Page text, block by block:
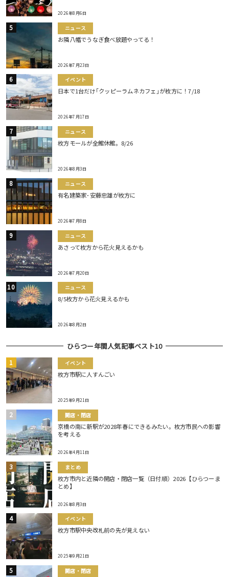
2026年8月6日
ニュース
お隣八幡でうなぎ食べ放題やってる！
2026年7月23日
イベント
日本で1台だけ｢クッピーラムネカフェ｣が枚方に！7/18
2026年7月17日
ニュース
枚方モールが全館休館。8/26
2026年8月3日
ニュース
有名建築家･安藤忠雄が枚方に
2026年7月8日
ニュース
あさって枚方から花火見えるかも
2026年7月20日
ニュース
8/5枚方から花火見えるかも
2026年8月2日
ひらつー年間人気記事ベスト10
イベント
枚方市駅に人すんごい
2025年9月21日
開店・閉店
京橋の南に新駅が2028年春にできるみたい。枚方市民への影響
を考える
2026年4月11日
まとめ
枚方市内と近隣の開店・閉店一覧（日付順）2026【ひらつーま
とめ】
2026年8月3日
イベント
枚方市駅中央改札前の先が見えない
2025年9月21日
開店・閉店